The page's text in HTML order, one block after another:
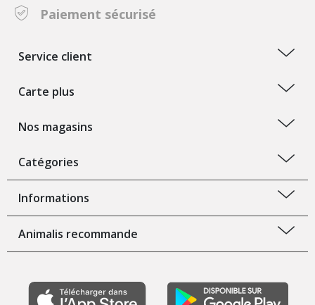
Paiement sécurisé
Service client
Carte plus
Nos magasins
Catégories
Informations
Animalis recommande